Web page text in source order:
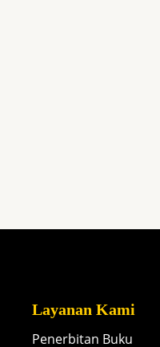
Layanan Kami
Penerbitan Buku